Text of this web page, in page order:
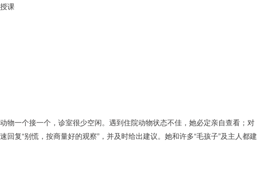
课
物一个接一个，诊室很少空闲。遇到住院动物状态不佳，她必定亲自查看；对
回复“别慌，按商量好的观察”，并及时给出建议。她和许多“毛孩子”及主人都建